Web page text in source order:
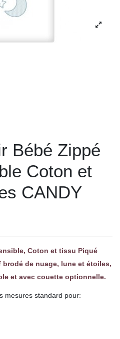
Bébé Zippé
Coton et
CANDY
Coton et tissu Piqué
de nuage, lune et étoiles,
et avec couette optionnelle.
mesures standard pour: